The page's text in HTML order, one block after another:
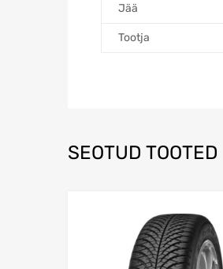
Jää
Tootja
SEOTUD TOOTED